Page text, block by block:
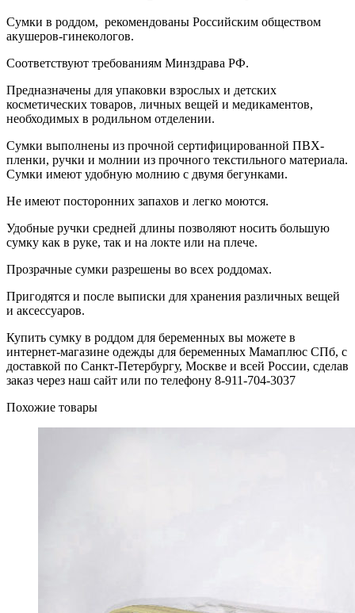
Сумки в роддом, рекомендованы Российским обществом
акушеров-гинекологов.
Соответствуют требованиям Минздрава РФ.
Предназначены для упаковки взрослых и детских
косметических товаров, личных вещей и медикаментов,
необходимых в родильном отделении.
Сумки выполнены из прочной сертифицированной ПВХ-
пленки, ручки и молнии из прочного текстильного материала.
Сумки имеют удобную молнию с двумя бегунками.
Не имеют посторонних запахов и легко моются.
Удобные ручки средней длины позволяют носить большую
сумку как в руке, так и на локте или на плече.
Прозрачные сумки разрешены во всех роддомах.
Пригодятся и после выписки для хранения различных вещей
и аксессуаров.
Купить сумку в роддом для беременных вы можете в
интернет-магазине одежды для беременных Мамаплюс СПб, с
доставкой по Санкт-Петербургу, Москве и всей России, сделав
заказ через наш сайт или по телефону 8-911-704-3037
Похожие товары